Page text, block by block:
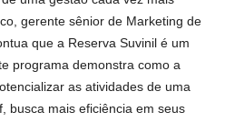
gerente sênior de Marketing de
que a Reserva Suvinil é um
programa demonstra como a
as atividades de uma
busca mais eficiência em seus